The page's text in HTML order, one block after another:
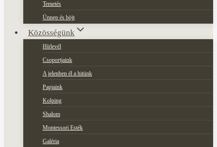
Temetés
Ünnep és böjt
Közösségünk
Hírlevél
Csoportjaink
A jelenben él a hitünk
Papjaink
Kolping
Shalom
Montessori Esték
Galéria